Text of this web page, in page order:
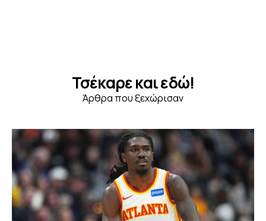
Τσέκαρε και εδώ!
Άρθρα που ξεχώρισαν